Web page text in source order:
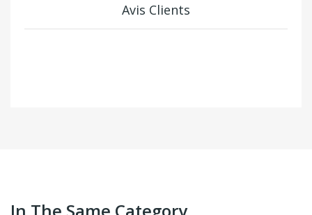
Avis Clients
In The Same Category